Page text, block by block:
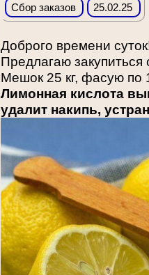
Сбор заказов 25.02.25
Доброго времени
Предлагаю
Мешок 25 кг, фасую по
Лимонная кислота
удалит накипь,